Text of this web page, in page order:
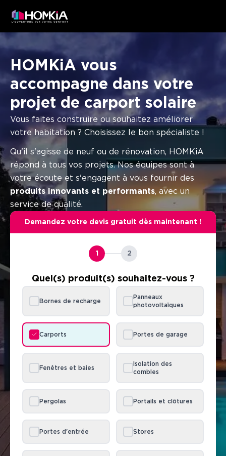
HOMKiA vous
accompagne dans votre
projet de carport solaire
Vous faites construire ou souhaitez améliorer
votre habitation ? Choisissez le bon spécialiste !
Qu'il s'agisse de neuf ou de rénovation, HOMKiA
répond à tous vos projets. Nos équipes sont à
votre écoute et s'engagent à vous fournir des
produits innovants et performants, avec un
service de qualité.
Demandez votre devis gratuit dès maintenant !
1 2
Quel(s) produit(s) souhaitez-vous ?
Bornes de recharge
Panneaux
photovoltaïques
Carports Portes de garage
Fenêtres et baies
Isolation des
combles
Pergolas Portails et clôtures
Portes d'entrée Stores